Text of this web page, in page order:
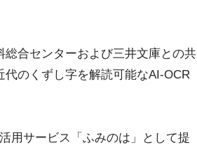
合センターおよび三井文庫との共
のくずし字を解読可能なAI-OCR
用サービス「ふみのは」として提